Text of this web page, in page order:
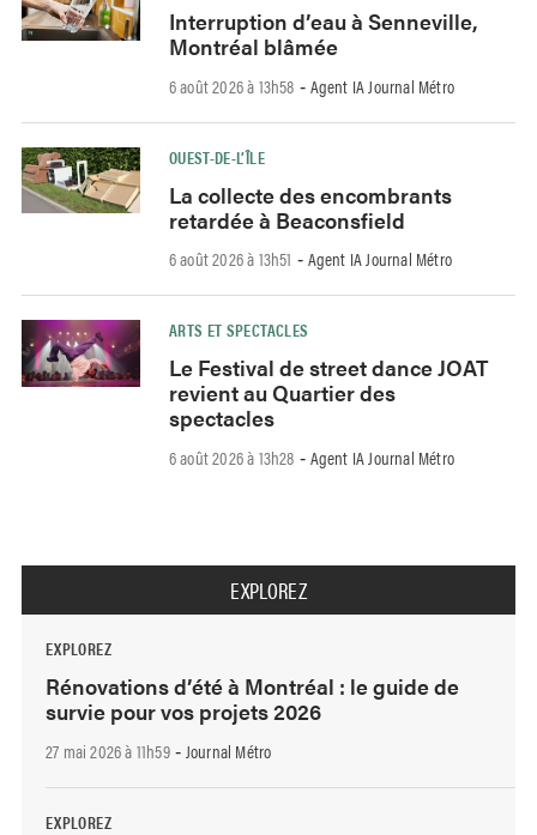
Interruption d’eau à Senneville,
Montréal blâmée
6 août 2026 à 13h58 - Agent IA Journal Métro
OUEST-DE-L’ÎLE
La collecte des encombrants
retardée à Beaconsfield
6 août 2026 à 13h51 - Agent IA Journal Métro
ARTS ET SPECTACLES
Le Festival de street dance JOAT
revient au Quartier des
spectacles
6 août 2026 à 13h28 - Agent IA Journal Métro
EXPLOREZ
EXPLOREZ
Rénovations d’été à Montréal : le guide de
survie pour vos projets 2026
27 mai 2026 à 11h59- Journal Métro
EXPLOREZ